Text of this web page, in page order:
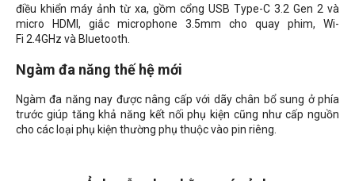
điều khiển máy ảnh từ xa, gồm cổng USB Type-C 3.2 Gen 2 và
micro HDMI, giắc microphone 3.5mm cho quay phim, Wi-
Fi 2.4GHz và Bluetooth.
Ngàm đa năng thế hệ mới
Ngàm đa năng nay được nâng cấp với dãy chân bổ sung ở phía
trước giúp tăng khả năng kết nối phụ kiện cũng như cấp nguồn
cho các loại phụ kiện thường phụ thuộc vào pin riêng.